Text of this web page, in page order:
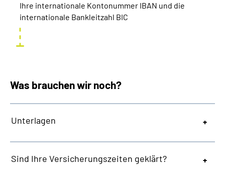
Ihre internationale Kontonummer IBAN und die
internationale Bankleitzahl BIC
Was brauchen wir noch?
Unterlagen
Sind Ihre Versicherungszeiten geklärt?